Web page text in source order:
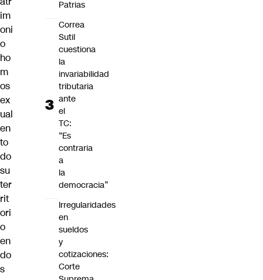
im
oni
o
ho
m
os
ex
ual
en
to
do
su
ter
rit
ori
o
en
do
s
Patrias
Correa
Sutil
cuestiona
la
invariabilidad
tributaria
ante
el
TC:
“Es
contraria
a
la
democracia”
Irregularidades
en
sueldos
y
cotizaciones:
Corte